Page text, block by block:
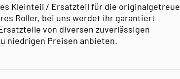
Kleinteil / Ersatzteil für die originalgetreue
Roller, bei uns werdet ihr garantiert
von diversen zuverlässigen
niedrigen Preisen anbieten.